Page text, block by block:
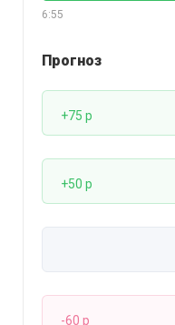
6:55
Прогноз
+75 p
+50 p
-60 p